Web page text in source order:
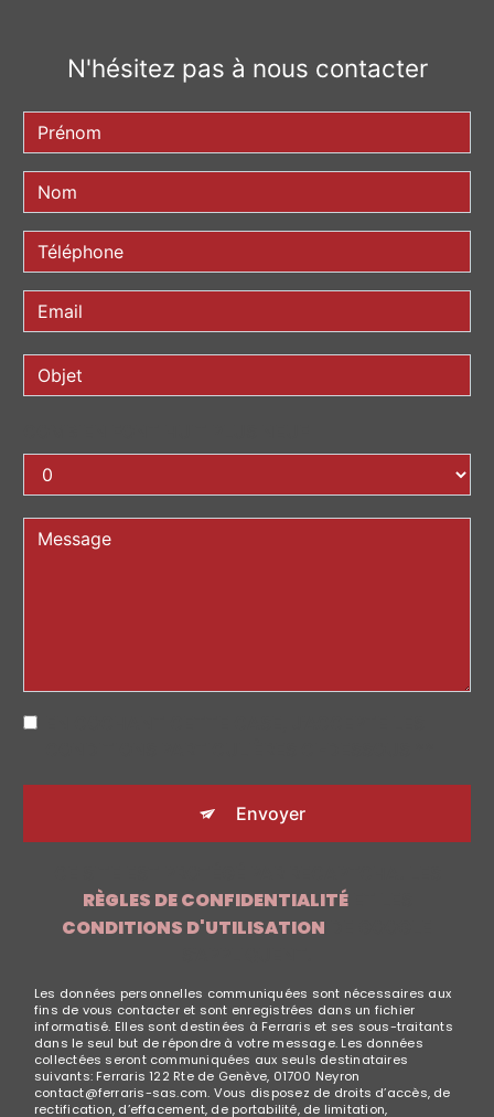
N'hésitez pas à nous contacter
Envoyer
RÈGLES DE CONFIDENTIALITÉET LES
CONDITIONS D'UTILISATION
Les données personnelles communiquées sont nécessaires aux
fins de vous contacter et sont enregistrées dans un fichier
informatisé. Elles sont destinées à Ferraris et ses sous-traitants
dans le seul but de répondre à votre message. Les données
collectées seront communiquées aux seuls destinataires
suivants: Ferraris 122 Rte de Genève, 01700 Neyron
contact@ferraris-sas.com. Vous disposez de droits d’accès, de
rectification, d’effacement, de portabilité, de limitation,